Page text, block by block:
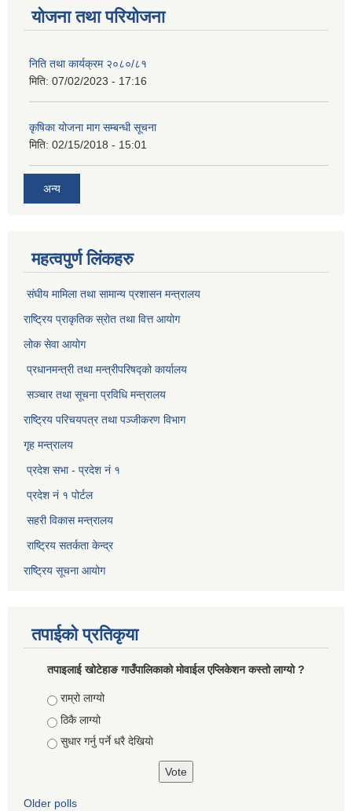
योजना तथा परियोजना
निति तथा कार्यक्रम २०८०/८१
मिति: 07/02/2023 - 17:16
कृषिका योजना माग सम्बन्धी सूचना
मिति: 02/15/2018 - 15:01
अन्य
महत्वपुर्ण लिंकहरु
संघीय मामिला तथा सामान्य प्रशासन मन्त्रालय
राष्ट्रिय प्राकृतिक स्राेत तथा वित्त आयोग
लोक सेवा आयोग
प्रधानमन्त्री तथा मन्त्रीपरिषद्को कार्यालय
सञ्‍चार तथा सूचना प्रविधि मन्त्रालय
राष्ट्रिय परिचयपत्र तथा पञ्जीकरण विभाग​
गृह मन्त्रालय
प्रदेश सभा - प्रदेश नं १
प्रदेश नं १ पोर्टल
सहरी विकास मन्त्रालय
राष्ट्रिय सतर्कता केन्द्र
राष्ट्रिय सूचना आयोग
तपाईको प्रतिकृया
तपाइलाई खोटेहाङ गाउँपालिकाको माेवाईल एप्लिकेशन कस्तो लाग्यो ?
Choices
राम्रो लाग्यो
ठिकै लाग्यो
सुधार गर्नु पर्ने धरै देखियाे
Older polls